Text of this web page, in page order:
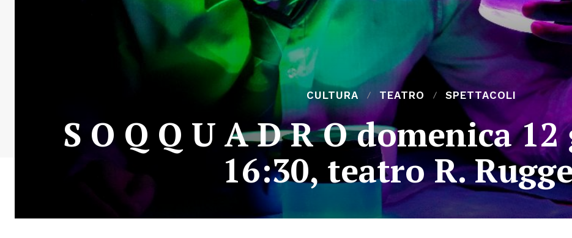
CULTURA TEATRO SPETTACOLI
S O Q Q U A D R O domenica
16:30, teatro R.